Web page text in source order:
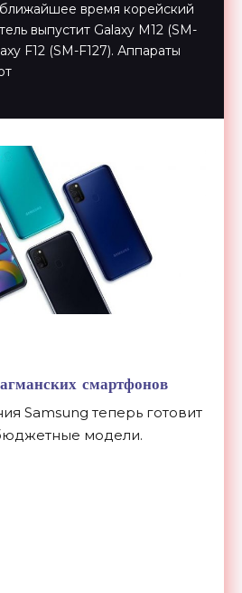
время корейский
выпустит Galaxy M12 (SM-
F12 (SM-F127). Аппараты
смартфонов
Samsung теперь готовит
модели.